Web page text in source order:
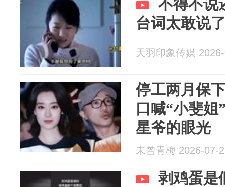
不得不说
台词太敢说
天羽印象传媒
停工两月保
口喊“小斐姐
星爷的眼光
未曾青梅 2026-07-
剥鸡蛋是